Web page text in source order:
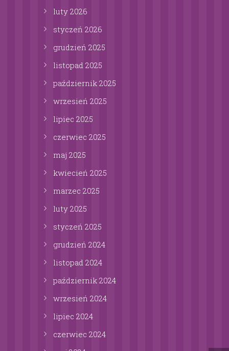
luty 2026
styczeń 2026
grudzień 2025
listopad 2025
październik 2025
wrzesień 2025
lipiec 2025
czerwiec 2025
maj 2025
kwiecień 2025
marzec 2025
luty 2025
styczeń 2025
grudzień 2024
listopad 2024
październik 2024
wrzesień 2024
lipiec 2024
czerwiec 2024